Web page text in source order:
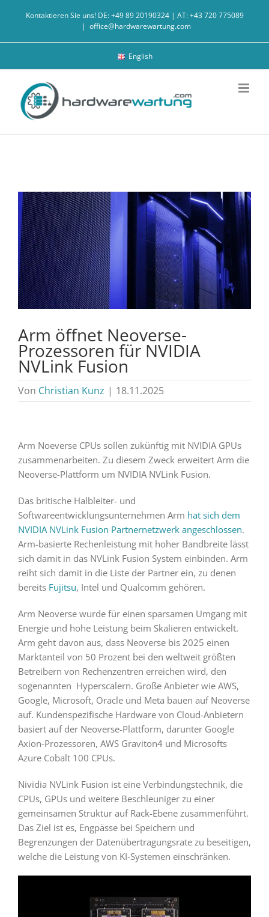
Kontaktieren Sie uns! DE: +49 89 20190324 | AT: +43 720 775089
| office@hardwarewartung.com
English
Arm öffnet Neoverse-
Prozessoren für NVIDIA
NVLink Fusion
Von Christian Kunz | 18.11.2025
Arm Noeverse CPUs sollen zukünftig mit NVIDIA GPUs
zusammenarbeiten. Zu diesem Zweck erweitert Arm die
Neoverse-Plattform um NVIDIA NVLink Fusion.
Das britische Halbleiter- und
Softwareentwicklungsunternehmen Arm hat sich dem
NVIDIA NVLink Fusion Partnernetzwerk angeschlossen.
Arm-basierte Rechenleistung mit hoher Bandbreite lässt
sich damit in das NVLink Fusion System einbinden. Arm
reiht sich damit in die Liste der Partner ein, zu denen
bereits Fujitsu, Intel und Qualcomm gehören.
Arm Neoverse wurde für einen sparsamen Umgang mit
Energie und hohe Leistung beim Skalieren entwickelt.
Arm geht davon aus, dass Neoverse bis 2025 einen
Marktanteil von 50 Prozent bei den weltweit größten
Betreibern von Rechenzentren erreichen wird, den
sogenannten Hyperscalern. Große Anbieter wie AWS,
Google, Microsoft, Oracle und Meta bauen auf Neoverse
auf. Kundenspezifische Hardware von Cloud-Anbietern
basiert auf der Neoverse-Plattform, darunter Google
Axion-Prozessoren, AWS Graviton4 und Microsofts
Azure Cobalt 100 CPUs.
Nividia NVLink Fusion ist eine Verbindungstechnik, die
CPUs, GPUs und weitere Beschleuniger zu einer
gemeinsamen Struktur auf Rack-Ebene zusammenführt.
Das Ziel ist es, Engpässe bei Speichern und
Begrenzungen der Datenübertragungsrate zu beseitigen,
welche die Leistung von KI-Systemen einschränken.